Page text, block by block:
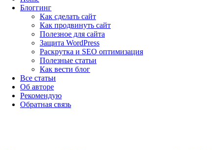
Блоггинг
Как сделать сайт
Как продвинуть сайт
Полезное для сайта
Защита WordPress
Раскрутка и SEO оптимизация
Полезные статьи
Как вести блог
Все статьи
Об авторе
Рекомендую
Обратная связь